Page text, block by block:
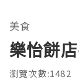
美食
樂怡餅
瀏覽次數:1482